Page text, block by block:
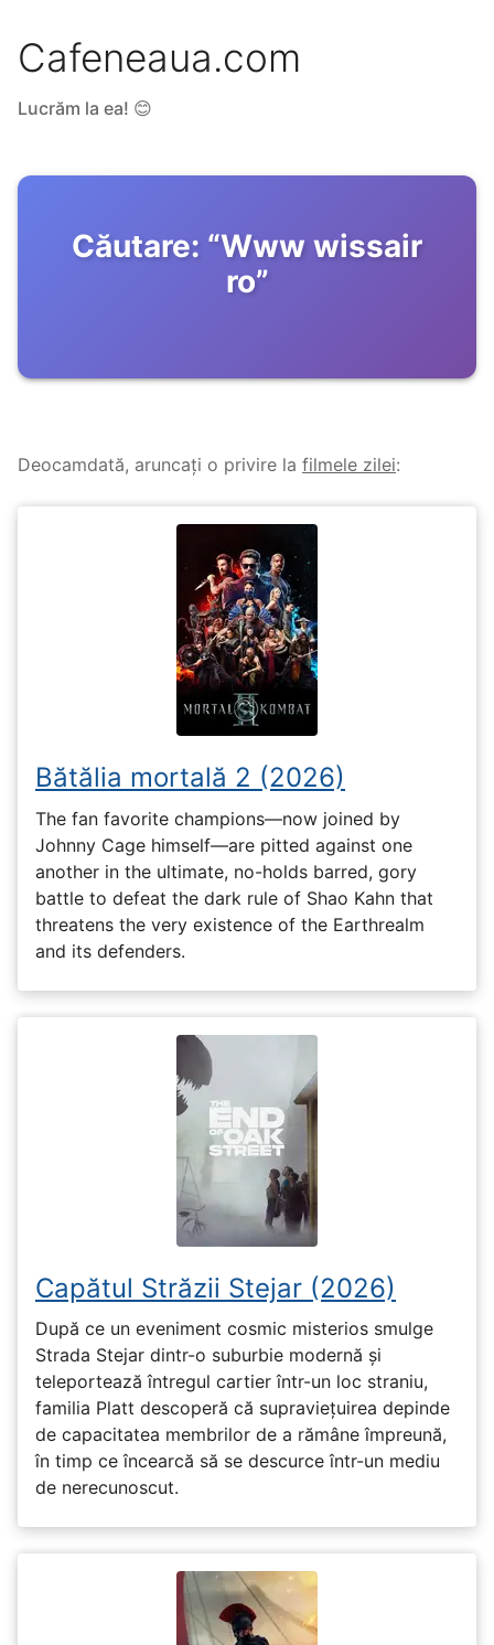
Cafeneaua.com
Lucrăm la ea! 😊
Căutare: “Www wissair
ro”
Deocamdată, aruncați o privire la filmele zilei:
Bătălia mortală 2 (2026)
The fan favorite champions—now joined by
Johnny Cage himself—are pitted against one
another in the ultimate, no-holds barred, gory
battle to defeat the dark rule of Shao Kahn that
threatens the very existence of the Earthrealm
and its defenders.
Capătul Străzii Stejar (2026)
După ce un eveniment cosmic misterios smulge
Strada Stejar dintr-o suburbie modernă și
teleportează întregul cartier într-un loc straniu,
familia Platt descoperă că supraviețuirea depinde
de capacitatea membrilor de a rămâne împreună,
în timp ce încearcă să se descurce într-un mediu
de nerecunoscut.